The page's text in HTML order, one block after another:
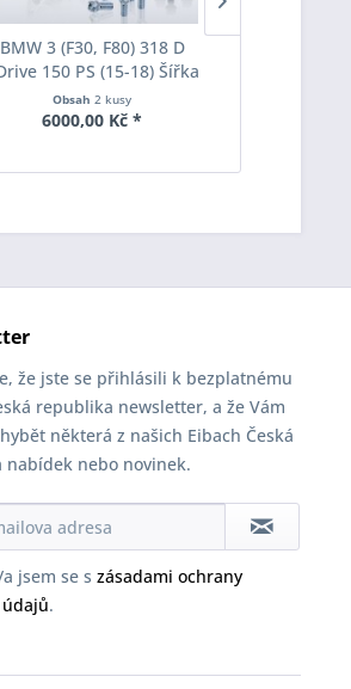
BMW 3 (F30, F80) 318 D
150 PS (15-18) Šířka
Eibach Pro-Spacer
S90-7-20-036 System7
Obsah2 kusy
6000,00 Kč *
že jste se přihlásili k bezplatnému
republika newsletter, a že Vám
některá z našich Eibach Česká
nabídek nebo novinek.
jsem se s zásadami ochrany
.